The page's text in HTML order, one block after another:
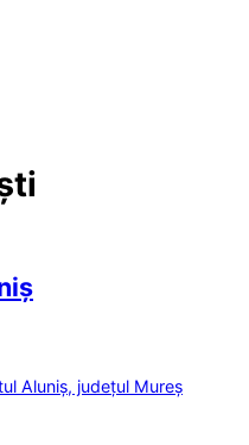
Aluniș, județul Mureș